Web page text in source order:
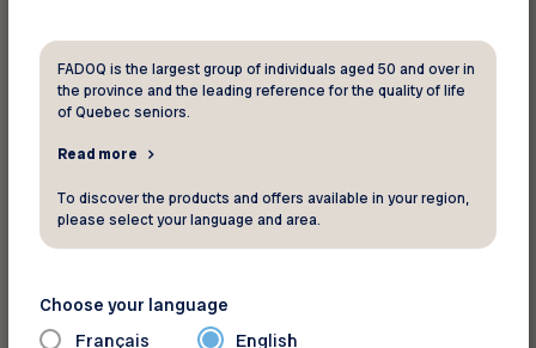
Nous vous annonçons que le mot mystère à
trouver était : Résilience. Félicitations à toutes
celles et ceux qui ont su trouver la bonne
Parmi la vaste quantité de bonnes réponses
pour remporter le prix. Toutes nos félicitations à
FADOQ is the largest group of individuals aged 50 and over in
the province and the leading reference for the quality of life
of Quebec seniors.
Read more
To discover the products and offers available in your region,
please select your language and area.
Choose your language
Français English